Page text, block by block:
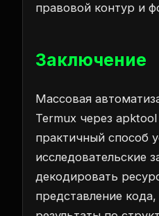
правовой контур и
Заключение
Массовая
Termux через
практичный способ
исследовательские
декодировать
представление